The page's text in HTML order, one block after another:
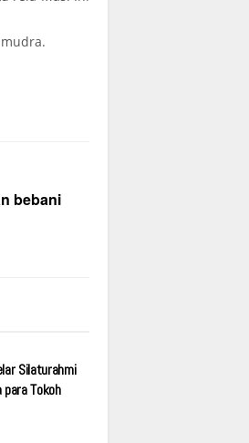
bebani
Silaturahmi
Tokoh